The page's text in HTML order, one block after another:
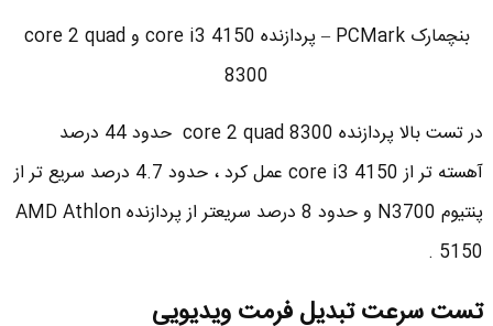
بنچمارک PCMark – پردازنده core i3 4150 و core 2 quad
8300
در تست بالا پردازنده core 2 quad 8300 حدود 44 درصد
آهسته تر از core i3 4150 عمل کرد ، حدود 4.7 درصد سریع تر از
پنتیوم N3700 و حدود 8 درصد سریعتر از پردازنده AMD Athlon
5150 .
تست سرعت تبدیل فرمت ویدیویی